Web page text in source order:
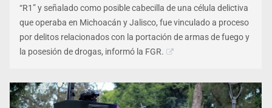
“R1” y señalado como posible cabecilla de una célula delictiva
que operaba en Michoacán y Jalisco, fue vinculado a proceso
por delitos relacionados con la portación de armas de fuego y
la posesión de drogas, informó la FGR.